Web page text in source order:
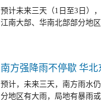
预计未来三天（1日至3日）
江南大部、华南北部部分地
南方强降雨不停歇 华北
预计，未来三天，南方雨水
分地区有大雨，局地有暴雨